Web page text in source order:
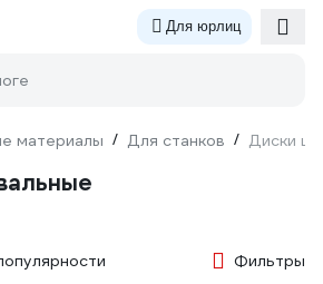
Для юрлиц
материалы / Для станков / Диски
Фильтры